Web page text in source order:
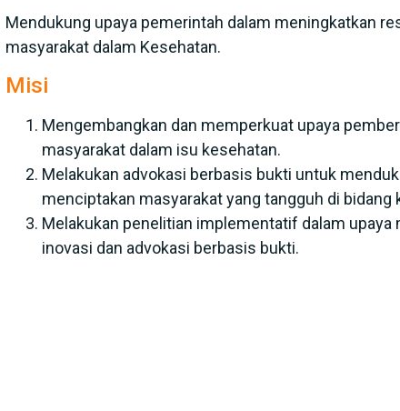
Mendukung upaya pemerintah dalam meningkatkan
masyarakat dalam Kesehatan.
Misi
Mengembangkan dan memperkuat upaya
masyarakat dalam isu kesehatan.
Melakukan advokasi berbasis bukti untuk
menciptakan masyarakat yang tangguh di bidang
Melakukan penelitian implementatif dalam upaya
inovasi dan advokasi berbasis bukti.